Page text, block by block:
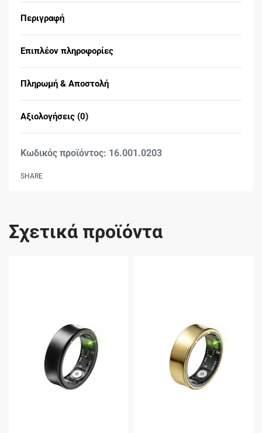
Περιγραφή
Επιπλέον πληροφορίες
Πληρωμή & Αποστολή
Αξιολογήσεις (0)
16.001.0203
SHARE
Σχετικά προϊόντα